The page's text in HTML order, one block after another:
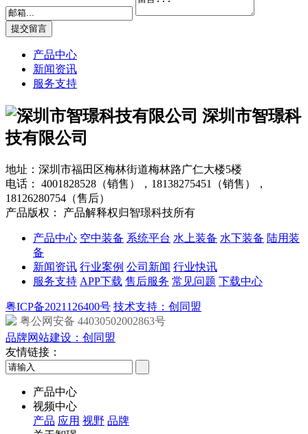
产品中心
新闻资讯
服务支持
深圳市智璟科
技有限公司
地址：深圳市福田区梅林街道梅林路广仁大楼5楼
电话： 4001828528（销售），18138275451（销售），
18126280754（售后）
产品版权： 产品解释权归智璟科技所有
产品中心 空中装备 系统平台 水上装备 水下装备 陆用装
备
新闻资讯 行业案例 公司新闻 行业快讯
服务支持 APP下载 售后服务 常见问题 下载中心
粤ICP备2021126400号 技术支持：创同盟
粤公网安备 44030502002863号
品牌网站建设：创同盟
友情链接：
产品中心
视频中心
产品 应用 视野 品牌